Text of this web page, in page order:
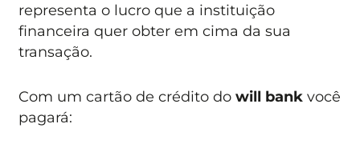
representa o lucro que a instituição
financeira quer obter em cima da sua
transação.
Com um cartão de crédito dowill bank você
pagará: